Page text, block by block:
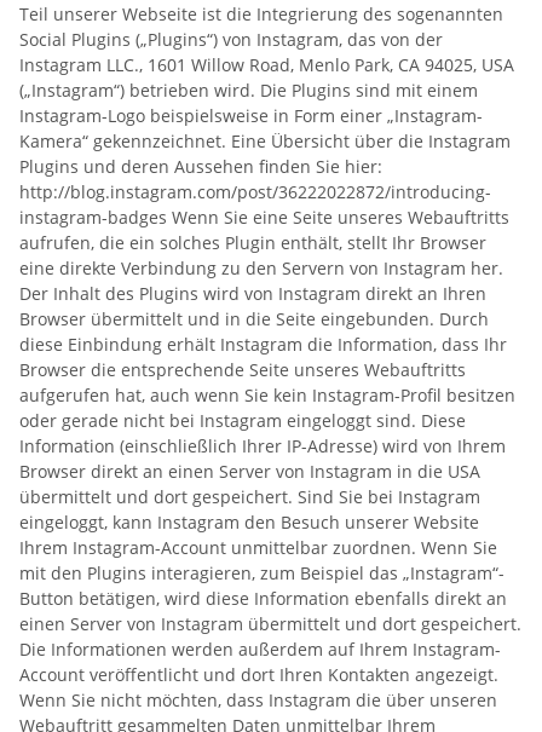
Teil unserer Webseite ist die Integrierung des sogenannten
Social Plugins („Plugins“) von Instagram, das von der
Instagram LLC., 1601 Willow Road, Menlo Park, CA 94025, USA
(„Instagram“) betrieben wird. Die Plugins sind mit einem
Instagram-Logo beispielsweise in Form einer „Instagram-
Kamera“ gekennzeichnet. Eine Übersicht über die Instagram
Plugins und deren Aussehen finden Sie hier:
http://blog.instagram.com/post/36222022872/introducing-
instagram-badges Wenn Sie eine Seite unseres Webauftritts
aufrufen, die ein solches Plugin enthält, stellt Ihr Browser
eine direkte Verbindung zu den Servern von Instagram her.
Der Inhalt des Plugins wird von Instagram direkt an Ihren
Browser übermittelt und in die Seite eingebunden. Durch
diese Einbindung erhält Instagram die Information, dass Ihr
Browser die entsprechende Seite unseres Webauftritts
aufgerufen hat, auch wenn Sie kein Instagram-Profil besitzen
oder gerade nicht bei Instagram eingeloggt sind. Diese
Information (einschließlich Ihrer IP-Adresse) wird von Ihrem
Browser direkt an einen Server von Instagram in die USA
übermittelt und dort gespeichert. Sind Sie bei Instagram
eingeloggt, kann Instagram den Besuch unserer Website
Ihrem Instagram-Account unmittelbar zuordnen. Wenn Sie
mit den Plugins interagieren, zum Beispiel das „Instagram“-
Button betätigen, wird diese Information ebenfalls direkt an
einen Server von Instagram übermittelt und dort gespeichert.
Die Informationen werden außerdem auf Ihrem Instagram-
Account veröffentlicht und dort Ihren Kontakten angezeigt.
Wenn Sie nicht möchten, dass Instagram die über unseren
Webauftritt gesammelten Daten unmittelbar Ihrem